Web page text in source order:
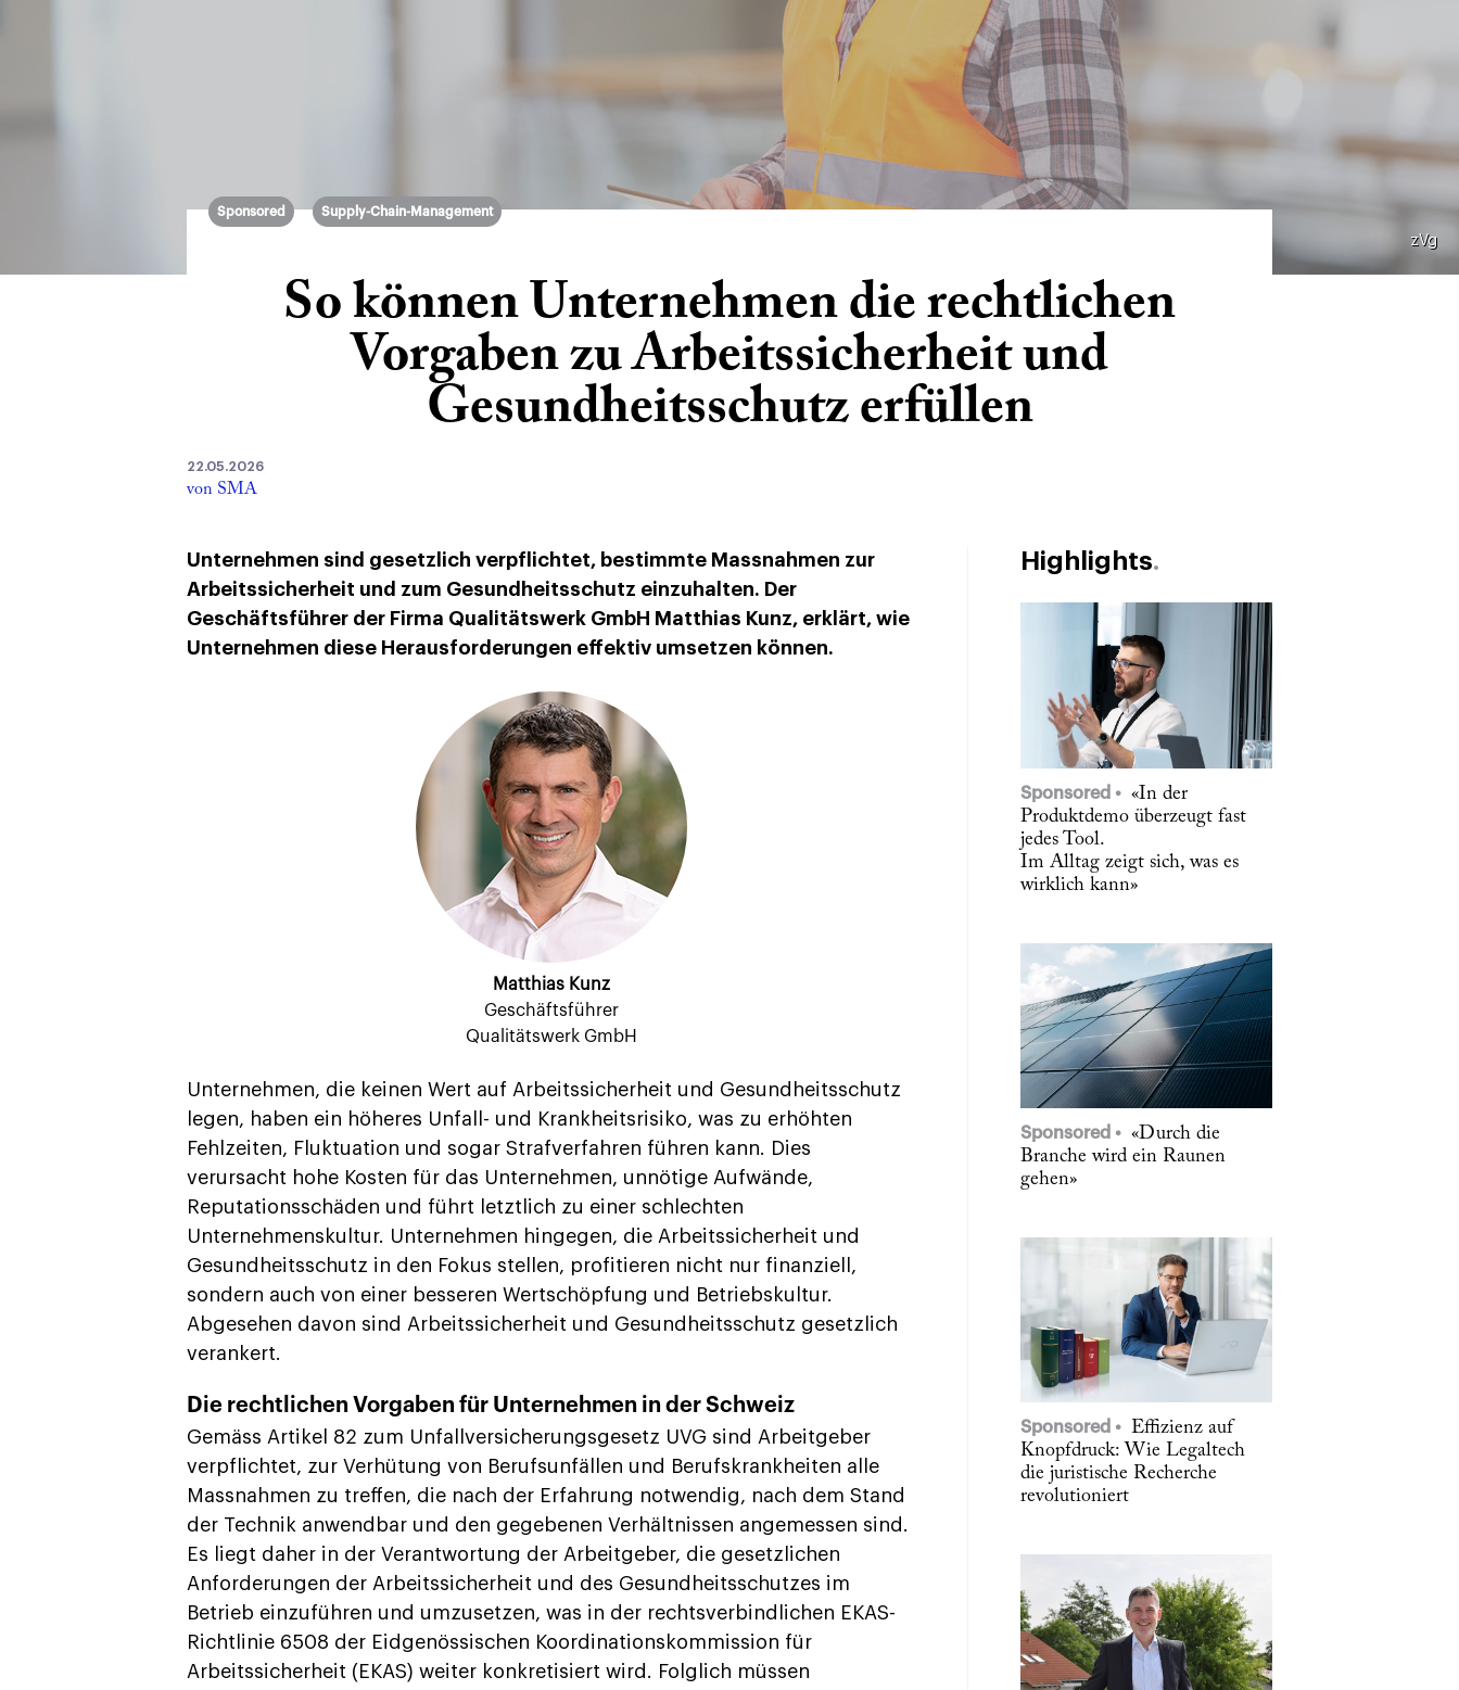
zVg
Sponsored Supply-Chain-Management
So können Unternehmen die rechtlichen
Vorgaben zu Arbeitssicherheit und
Gesundheitsschutz erfüllen
22.05.2026
von SMA
Unternehmen sind gesetzlich verpflichtet, bestimmte Massnahmen zur
Arbeitssicherheit und zum Gesundheitsschutz einzuhalten. Der
Geschäftsführer der Firma Qualitätswerk GmbH Matthias Kunz, erklärt, wie
Unternehmen diese Herausforderungen effektiv umsetzen können.
Matthias Kunz
Geschäftsführer
Qualitätswerk GmbH
Unternehmen, die keinen Wert auf Arbeitssicherheit und Gesundheitsschutz
legen, haben ein höheres Unfall- und Krankheitsrisiko, was zu erhöhten
Fehlzeiten, Fluktuation und sogar Strafverfahren führen kann. Dies
verursacht hohe Kosten für das Unternehmen, unnötige Aufwände,
Reputationsschäden und führt letztlich zu einer schlechten
Unternehmenskultur. Unternehmen hingegen, die Arbeitssicherheit und
Gesundheitsschutz in den Fokus stellen, profitieren nicht nur finanziell,
sondern auch von einer besseren Wertschöpfung und Betriebskultur.
Abgesehen davon sind Arbeitssicherheit und Gesundheitsschutz gesetzlich
verankert.
Die rechtlichen Vorgaben für Unternehmen in der Schweiz
Gemäss Artikel 82 zum Unfallversicherungsgesetz UVG sind Arbeitgeber
verpflichtet, zur Verhütung von Berufsunfällen und Berufskrankheiten alle
Massnahmen zu treffen, die nach der Erfahrung notwendig, nach dem Stand
der Technik anwendbar und den gegebenen Verhältnissen angemessen sind.
Es liegt daher in der Verantwortung der Arbeitgeber, die gesetzlichen
Anforderungen der Arbeitssicherheit und des Gesundheitsschutzes im
Betrieb einzuführen und umzusetzen, was in der rechtsverbindlichen EKAS-
Richtlinie 6508 der Eidgenössischen Koordinationskommission für
Arbeitssicherheit (EKAS) weiter konkretisiert wird. Folglich müssen
Highlights
Sponsored
«In der
Produktdemo überzeugt fast
jedes Tool.
Im Alltag zeigt sich, was es
wirklich kann»
Sponsored
«Durch die
Branche wird ein Raunen
gehen»
Sponsored
Effizienz auf
Knopfdruck: Wie Legaltech
die juristische Recherche
revolutioniert